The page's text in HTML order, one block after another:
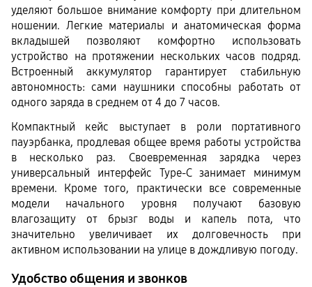
уделяют большое внимание комфорту при длительном
ношении. Легкие материалы и анатомическая форма
вкладышей позволяют комфортно использовать
устройство на протяжении нескольких часов подряд.
Встроенный аккумулятор гарантирует стабильную
автономность: сами наушники способны работать от
одного заряда в среднем от 4 до 7 часов.
Компактный кейс выступает в роли портативного
пауэрбанка, продлевая общее время работы устройства
в несколько раз. Своевременная зарядка через
универсальный интерфейс Type-C занимает минимум
времени. Кроме того, практически все современные
модели начального уровня получают базовую
влагозащиту от брызг воды и капель пота, что
значительно увеличивает их долговечность при
активном использовании на улице в дождливую погоду.
Удобство общения и звонков